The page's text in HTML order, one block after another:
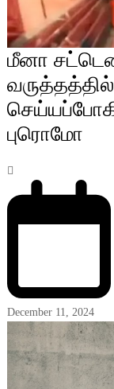
மீனா
புரொமோ
December 11, 2024